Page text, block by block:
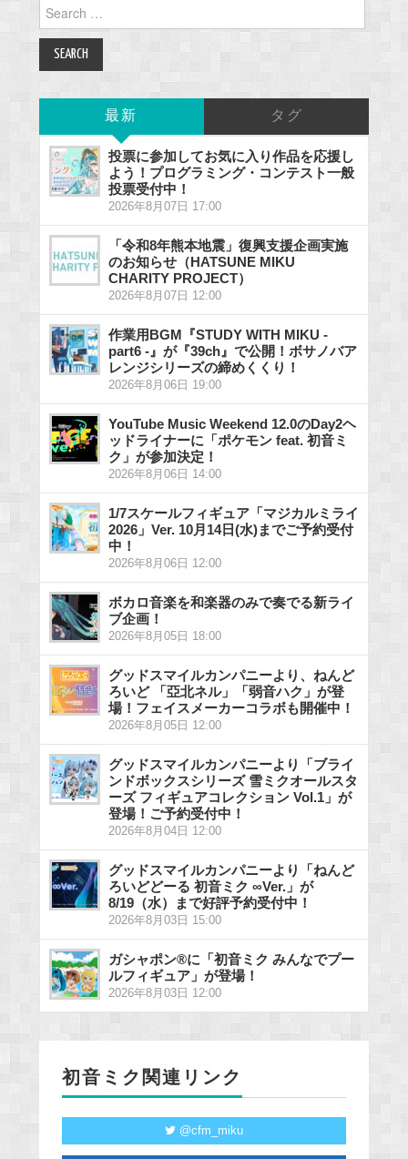
for:
最新 タグ
投票に参加してお気に入り作品を応援し
よう！プログラミング・コンテスト一般
投票受付中！
2026年8月07日 17:00
「令和8年熊本地震」復興支援企画実施
のお知らせ（HATSUNE MIKU
CHARITY PROJECT）
2026年8月07日 12:00
作業用BGM『STUDY WITH MIKU -
part6 -』が『39ch』で公開！ボサノバア
レンジシリーズの締めくくり！
2026年8月06日 19:00
YouTube Music Weekend 12.0のDay2ヘ
ッドライナーに「ポケモン feat. 初音ミ
ク」が参加決定！
2026年8月06日 14:00
1/7スケールフィギュア「マジカルミライ
2026」Ver. 10月14日(水)までご予約受付
中！
2026年8月06日 12:00
ボカロ音楽を和楽器のみで奏でる新ライ
ブ企画！
2026年8月05日 18:00
グッドスマイルカンパニーより、ねんど
ろいど 「亞北ネル」「弱音ハク」が登
場！フェイスメーカーコラボも開催中！
2026年8月05日 12:00
グッドスマイルカンパニーより「ブライ
ンドボックスシリーズ 雪ミクオールスタ
ーズ フィギュアコレクション Vol.1」が
登場！ご予約受付中！
2026年8月04日 12:00
グッドスマイルカンパニーより「ねんど
ろいどどーる 初音ミク ∞Ver.」が
8/19（水）まで好評予約受付中！
2026年8月03日 15:00
ガシャポン®に「初音ミク みんなでプー
ルフィギュア」が登場！
2026年8月03日 12:00
初音ミク関連リンク
@cfm_miku